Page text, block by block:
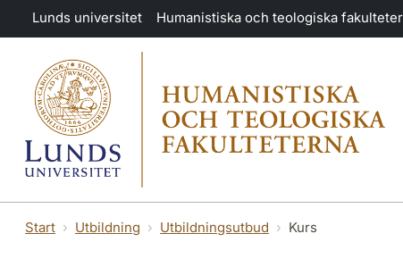
Hoppa till huvudinnehåll
Lunds universitet Humanistiska och teologiska
Start Utbildning Utbildningsutbud Kurs